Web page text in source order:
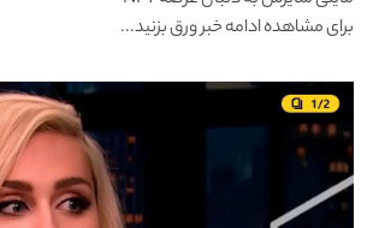
برای مشاهده ادامه خبر ورق بزنید...